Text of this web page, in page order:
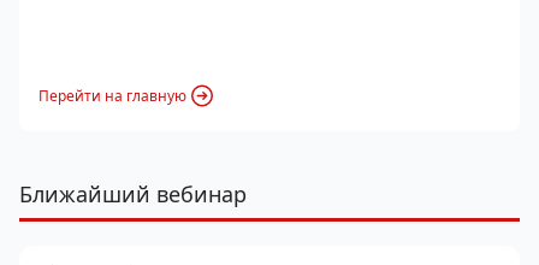
Перейти на главную
Ближайший вебинар